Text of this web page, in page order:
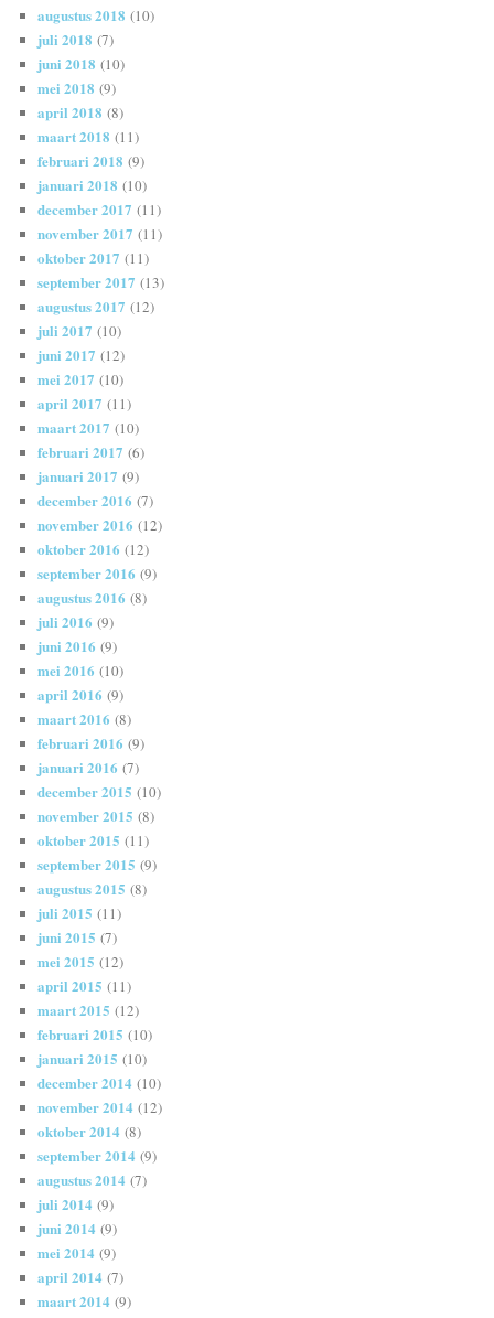
augustus 2018 (10)
juli 2018 (7)
juni 2018 (10)
mei 2018 (9)
april 2018 (8)
maart 2018 (11)
februari 2018 (9)
januari 2018 (10)
december 2017 (11)
november 2017 (11)
oktober 2017 (11)
september 2017 (13)
augustus 2017 (12)
juli 2017 (10)
juni 2017 (12)
mei 2017 (10)
april 2017 (11)
maart 2017 (10)
februari 2017 (6)
januari 2017 (9)
december 2016 (7)
november 2016 (12)
oktober 2016 (12)
september 2016 (9)
augustus 2016 (8)
juli 2016 (9)
juni 2016 (9)
mei 2016 (10)
april 2016 (9)
maart 2016 (8)
februari 2016 (9)
januari 2016 (7)
december 2015 (10)
november 2015 (8)
oktober 2015 (11)
september 2015 (9)
augustus 2015 (8)
juli 2015 (11)
juni 2015 (7)
mei 2015 (12)
april 2015 (11)
maart 2015 (12)
februari 2015 (10)
januari 2015 (10)
december 2014 (10)
november 2014 (12)
oktober 2014 (8)
september 2014 (9)
augustus 2014 (7)
juli 2014 (9)
juni 2014 (9)
mei 2014 (9)
april 2014 (7)
maart 2014 (9)